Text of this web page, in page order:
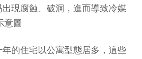
現腐蝕、破洞，進而導致冷媒
意圖
的住宅以公寓型態居多，這些